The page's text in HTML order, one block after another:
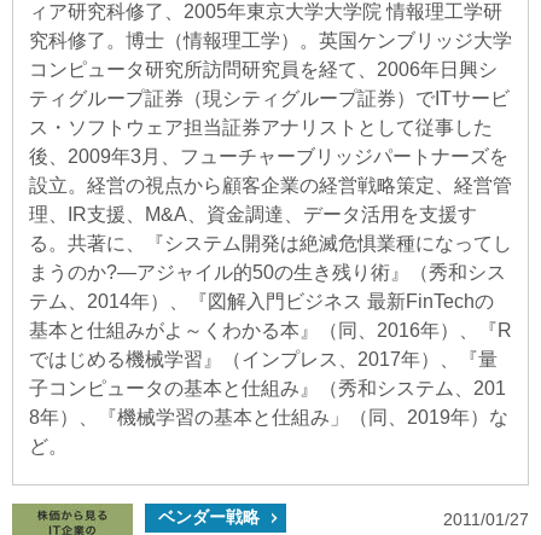
ィア研究科修了、2005年東京大学大学院 情報理工学研
究科修了。博士（情報理工学）。英国ケンブリッジ大学
コンピュータ研究所訪問研究員を経て、2006年日興シ
ティグループ証券（現シティグループ証券）でITサービ
ス・ソフトウェア担当証券アナリストとして従事した
後、2009年3月、フューチャーブリッジパートナーズを
設立。経営の視点から顧客企業の経営戦略策定、経営管
理、IR支援、M&A、資金調達、データ活用を支援す
る。共著に、『システム開発は絶滅危惧業種になってし
まうのか?―アジャイル的50の生き残り術』（秀和シス
テム、2014年）、『図解入門ビジネス 最新FinTechの
基本と仕組みがよ～くわかる本』（同、2016年）、『R
ではじめる機械学習』（インプレス、2017年）、『量
子コンピュータの基本と仕組み』（秀和システム、201
8年）、『機械学習の基本と仕組み」（同、2019年）な
ど。
ベンダー戦略 2011/01/27